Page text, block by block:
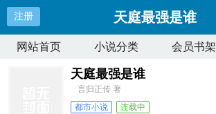
注册 天庭最强是谁
网站首页 小说分类 会员书架
天庭最强是谁
言归正传 著
都市小说
连载中